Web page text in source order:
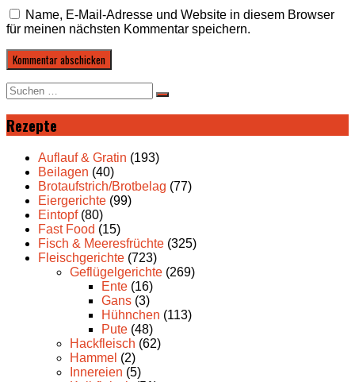
Name, E-Mail-Adresse und Website in diesem Browser
für meinen nächsten Kommentar speichern.
Suche
nach:
Rezepte
Auflauf & Gratin (193)
Beilagen (40)
Brotaufstrich/Brotbelag (77)
Eiergerichte (99)
Eintopf(80)
Fast Food (15)
Fisch & Meeresfrüchte (325)
Fleischgerichte (723)
Geflügelgerichte (269)
Ente (16)
Gans (3)
Hühnchen (113)
Pute (48)
Hackfleisch (62)
Hammel (2)
Innereien (5)